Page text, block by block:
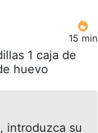
15 min
1 caja de
huevo
introduzca su